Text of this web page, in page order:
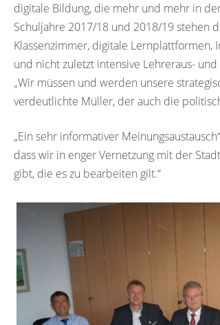
digitale Bildung, die mehr und mehr in
Schuljahre 2017/18 und 2018/19 stehen
Klassenzimmer, digitale
und nicht zuletzt intensive Lehreraus-
„Wir müssen und werden unsere
verdeutlichte Müller, der auch die
„Ein sehr informativer
dass wir in enger Vernetzung mit der
gibt, die es zu bearbeiten gilt.“